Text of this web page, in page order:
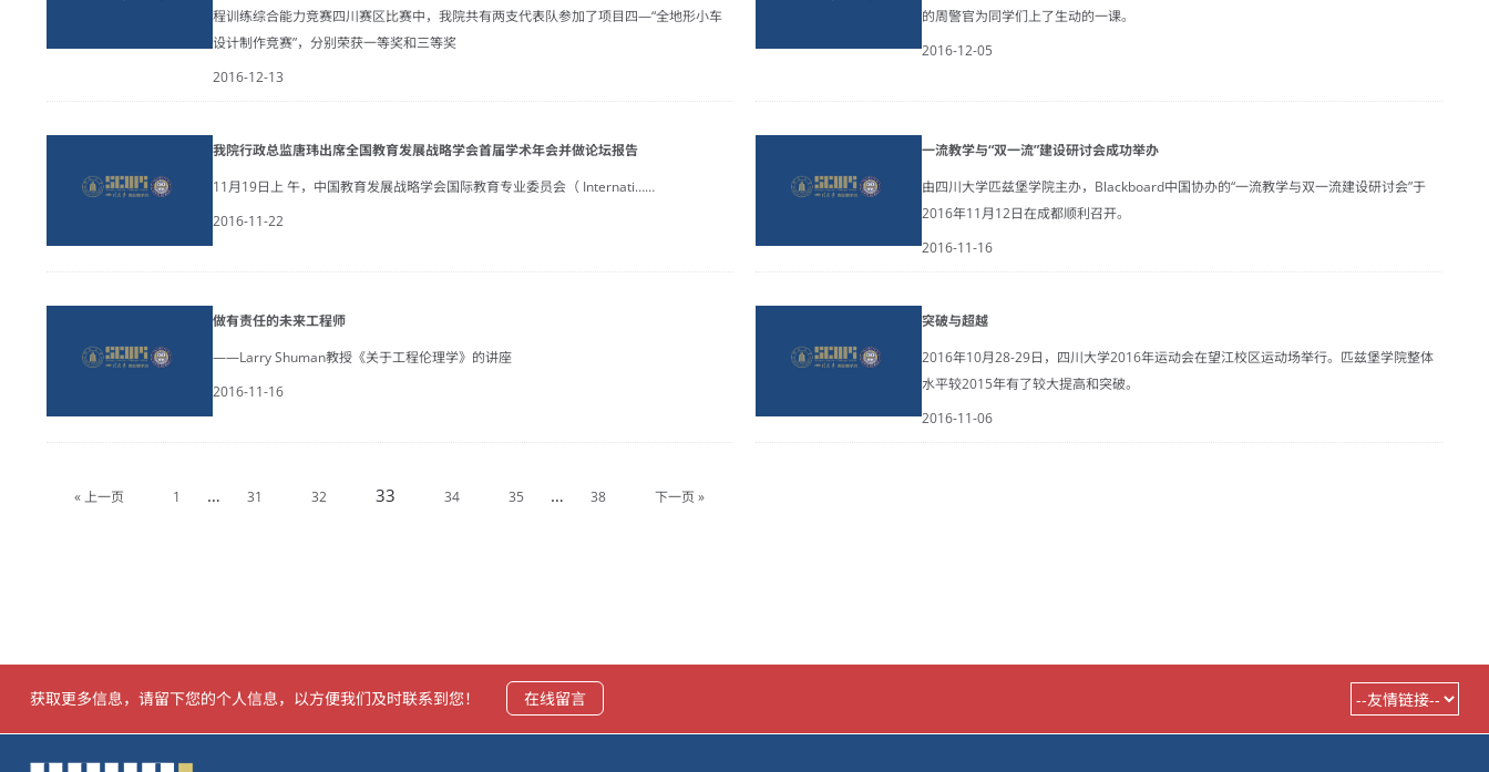
程训练综合能力竞赛四川赛区比赛中，我院共有两支代表队参加了项目四—“全地形小车
设计制作竞赛”，分别荣获一等奖和三等奖
2016-12-13
的周警官为同学们上了生动的一课。
2016-12-05
我院行政总监唐玮出席全国教育发展战略学会首届学术年会并做论坛报告
11月19日上 午，中国教育发展战略学会国际教育专业委员会（ Internati……
2016-11-22
一流教学与“双一流”建设研讨会成功举办
由四川大学匹兹堡学院主办，Blackboard中国协办的“一流教学与双一流建设研讨会”于
2016年11月12日在成都顺利召开。
2016-11-16
做有责任的未来工程师
——Larry Shuman教授《关于工程伦理学》的讲座
2016-11-16
突破与超越
2016年10月28-29日，四川大学2016年运动会在望江校区运动场举行。匹兹堡学院整体
水平较2015年有了较大提高和突破。
2016-11-06
« 上一页 1 … 31 32 33 34 35 … 38 下一页 »
获取更多信息，请留下您的个人信息，以方便我们及时联系到您！ 在线留言